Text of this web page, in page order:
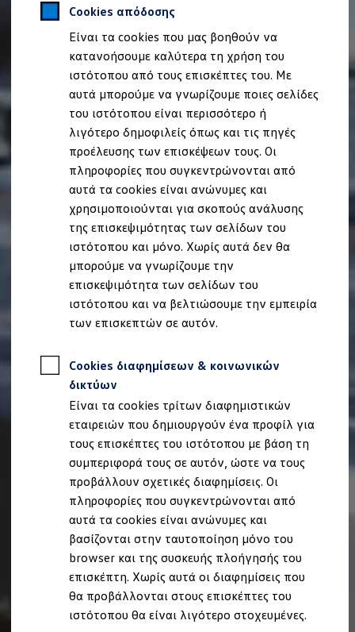
Cookies απόδοσης
Είναι τα cookies που μας βοηθούν να
κατανοήσουμε καλύτερα τη χρήση του
ιστότοπου από τους επισκέπτες του. Με
αυτά μπορούμε να γνωρίζουμε ποιες σελίδες
του ιστότοπου είναι περισσότερο ή
λιγότερο δημοφιλείς όπως και τις πηγές
προέλευσης των επισκέψεων τους. Οι
πληροφορίες που συγκεντρώνονται από
αυτά τα cookies είναι ανώνυμες και
χρησιμοποιούνται για σκοπούς ανάλυσης
της επισκεψιμότητας των σελίδων του
ιστότοπου και μόνο. Χωρίς αυτά δεν θα
μπορούμε να γνωρίζουμε την
επισκεψιμότητα των σελίδων του
ιστότοπου και να βελτιώσουμε την εμπειρία
των επισκεπτών σε αυτόν.
Cookies διαφημίσεων & κοινωνικών
δικτύων
Είναι τα cookies τρίτων διαφημιστικών
εταιρειών που δημιουργούν ένα προφίλ για
τους επισκέπτες του ιστότοπου με βάση τη
συμπεριφορά τους σε αυτόν, ώστε να τους
προβάλλουν σχετικές διαφημίσεις. Οι
πληροφορίες που συγκεντρώνονται από
αυτά τα cookies είναι ανώνυμες και
βασίζονται στην ταυτοποίηση μόνο του
browser και της συσκευής πλοήγησής του
επισκέπτη. Χωρίς αυτά οι διαφημίσεις που
θα προβάλλονται στους επισκέπτες του
ιστότοπου θα είναι λιγότερο στοχευμένες.
Χρηματοδότηση και Leasing
Volkswagen Easy Living
Χρηματοδότηση Auto Credit
Χρηματοδότηση Classic Credit
Καινοτόμες Τεχνολογίες
Ιδιοκτήτες και υπηρεσίες After Sales
myVolkswagen
Service και γνήσια ανταλλακτικά
Επιθεώρηση & ΚΤΕΟ
Επισκευές & έλεγχοι
Λιπαντικά κινητήρα και υγρά
Τροχοί και ελαστικά
Οδική Βοήθεια
Volkswagen Service
Ανταλλακτικά Volkswagen
Γνήσια αξεσουάρ Volkswagen
Γνήσια αξεσουάρ Volkswagen ειδικά για κάθε
Εσωτερική και εξωτερική προστασία
Λύσεις μεταφοράς και αποσκευών
Ψυχαγωγία και ηλεκτρονικές συσκευές
Εξατομίκευση
Επιτοίχιος σταθμός φόρτισης και καλώδια
Συλλογές Lifestyle
Εφαρμογές Volkswagen, σύνδεση και
Σύνδεση κινητού τηλεφώνου και οχήματος
Ενημερώσεις για λογισμικό, χάρτες και
We Charge - Υπηρεσία Φόρτισης
Πληροφορίες Πελάτη
Ανακύκλωση & Επιστροφή
Ανακλήσεις ασφαλείας και Τεχνικά μέτρα
Προειδοποιητικές και ενδεικτικές λυχνίες
Eνημερώσεις λογισμικού
Digital Manual - Ψηφιακό εγχειρίδιο
XTL diesel fuel
Υπηρεσίες Volkswagen
Υπηρεσίες Volkswagen Click@Service
Pick Up & Delivery
Φροντίδα Clean Plus
Επαγγελματικά Οχήματα Volkswagen
Συντήρηση & Επισκευή Επαγγελματικών
Σημαντικές πληροφορίες
Εγγύηση Επαγγελματικών Volkswagen